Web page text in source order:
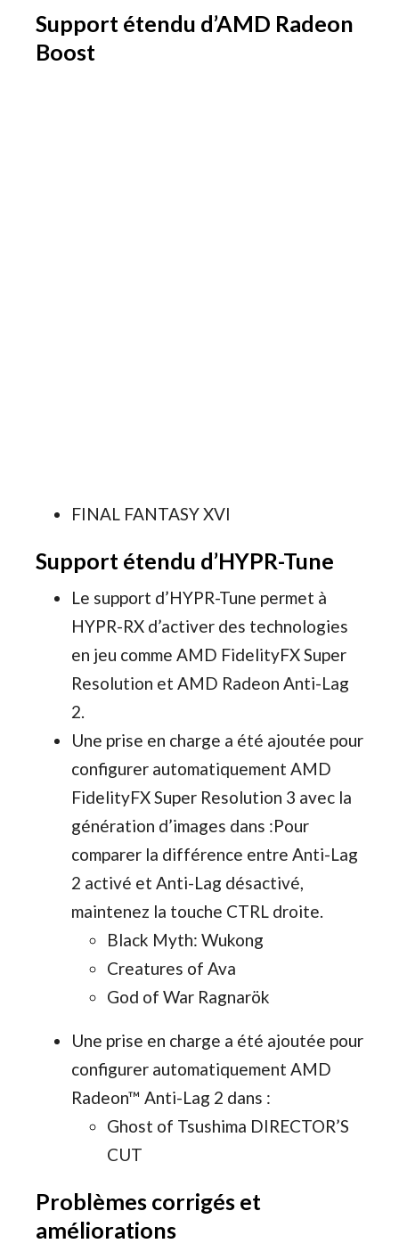
Support étendu d’AMD Radeon
Boost
FINAL FANTASY XVI
Support étendu d’HYPR-Tune
Le support d’HYPR-Tune permet à
HYPR-RX d’activer des technologies
en jeu comme AMD FidelityFX Super
Resolution et AMD Radeon Anti-Lag
2.
Une prise en charge a été ajoutée pour
configurer automatiquement AMD
FidelityFX Super Resolution 3 avec la
génération d’images dans :Pour
comparer la différence entre Anti-Lag
2 activé et Anti-Lag désactivé,
maintenez la touche CTRL droite.
Black Myth: Wukong
Creatures of Ava
God of War Ragnarök
Une prise en charge a été ajoutée pour
configurer automatiquement AMD
Radeon™ Anti-Lag 2 dans :
Ghost of Tsushima DIRECTOR’S
CUT
Problèmes corrigés et
améliorations